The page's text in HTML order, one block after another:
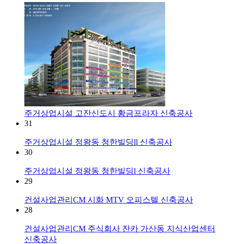
주거상업시설 고잔신도시 황금프라자 신축공사
31
주거상업시설 정왕동 청한빌딩ll 신축공사
30
주거상업시설 정왕동 청한빌딩l 신축공사
29
건설사업관리CM 시화 MTV 오피스텔 신축공사
28
건설사업관리CM 주식회사 잔카 가산동 지식산업센터
신축공사